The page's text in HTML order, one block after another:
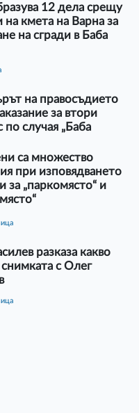
12 дела срещу
на кмета на Варна за
на сгради в Баба
на правосъдието
за втори
по случая „Баба
са множество
при изповядването
за „паркомясто“ и
разказа какво
с Олег